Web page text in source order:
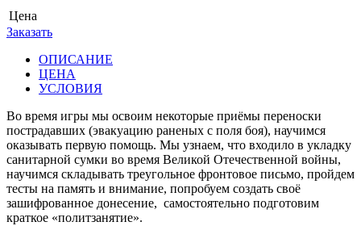
Цена
Заказать
ОПИСАНИЕ
ЦЕНА
УСЛОВИЯ
Во время игры мы освоим некоторые приёмы переноски
пострадавших (эвакуацию раненых с поля боя), научимся
оказывать первую помощь. Мы узнаем, что входило в укладку
санитарной сумки во время Великой Отечественной войны,
научимся складывать треугольное фронтовое письмо, пройдем
тесты на память и внимание, попробуем создать своё
зашифрованное донесение, самостоятельно подготовим
краткое «политзанятие».